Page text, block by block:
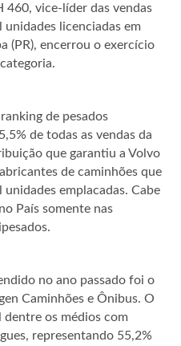
460, vice-líder das vendas
unidades licenciadas em
(PR), encerrou o exercício
de pesados
de todas as vendas da
que garantiu a Volvo
de caminhões que
emplacadas. Cabe
País somente nas
no ano passado foi o
Caminhões e Ônibus. O
os médios com
representando 55,2%